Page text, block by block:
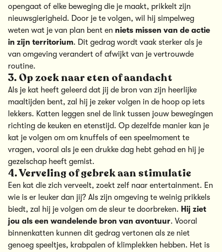
opengaat of elke beweging die je maakt, prikkelt zijn
nieuwsgierigheid. Door je te volgen, wil hij simpelweg
weten wat je van plan bent en niets missen van de actie
in zijn territorium. Dit gedrag wordt vaak sterker als je
van omgeving verandert of afwijkt van je vertrouwde
routine.
3. Op zoek naar eten of aandacht
Als je kat heeft geleerd dat jij de bron van zijn heerlijke
maaltijden bent, zal hij je zeker volgen in de hoop op iets
lekkers. Katten leggen snel de link tussen jouw bewegingen
richting de keuken en etenstijd. Op dezelfde manier kan je
kat je volgen om om knuffels of een speelmoment te
vragen, vooral als je een drukke dag hebt gehad en hij je
gezelschap heeft gemist.
4. Verveling of gebrek aan stimulatie
Een kat die zich verveelt, zoekt zelf naar entertainment. En
wie is er leuker dan jij? Als zijn omgeving te weinig prikkels
biedt, zal hij je volgen om de sleur te doorbreken. Hij ziet
jou als een wandelende bron van avontuur. Vooral
binnenkatten kunnen dit gedrag vertonen als ze niet
genoeg speeltjes, krabpalen of klimplekken hebben. Het is